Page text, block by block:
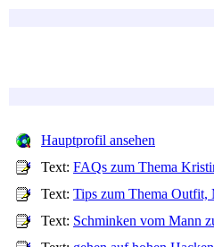
Hauptprofil ansehen
Text: FAQs zum Thema
Text: Tips zum Thema Outfit,
Text: Schminken vom Mann